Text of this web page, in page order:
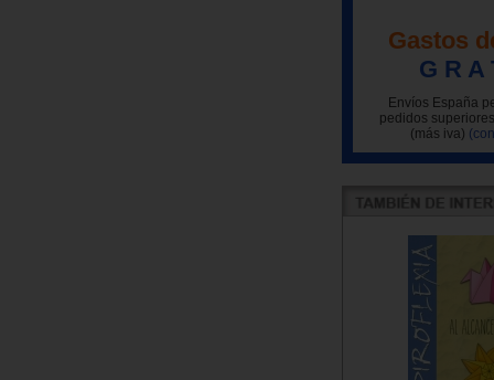
Gastos
G R A
Envíos España
pedidos
(más iva)